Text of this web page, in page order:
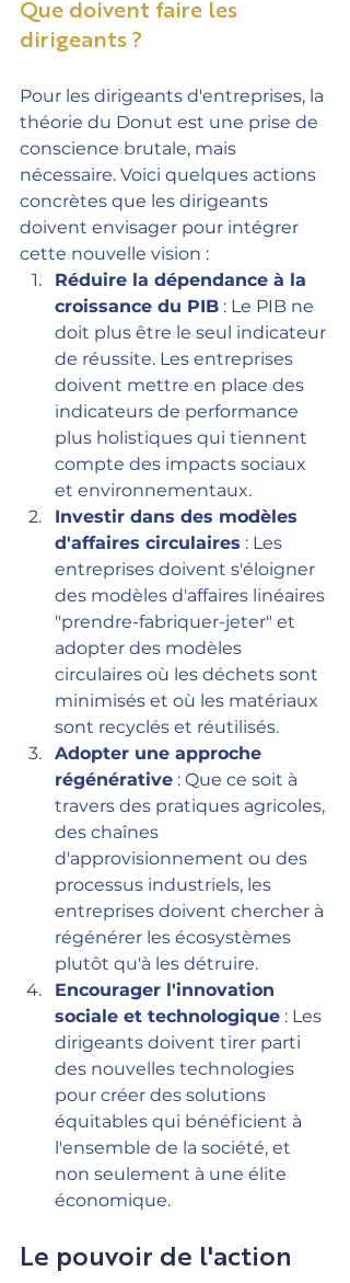
Que doivent faire les
dirigeants ?
Pour les dirigeants d'entreprises, la
théorie du Donut est une prise de
conscience brutale, mais
nécessaire. Voici quelques actions
concrètes que les dirigeants
doivent envisager pour intégrer
cette nouvelle vision :
Réduire la dépendance à la
croissance du PIB : Le PIB ne
doit plus être le seul indicateur
de réussite. Les entreprises
doivent mettre en place des
indicateurs de performance
plus holistiques qui tiennent
compte des impacts sociaux
et environnementaux.
Investir dans des modèles
d'affaires circulaires : Les
entreprises doivent s'éloigner
des modèles d'affaires linéaires
"prendre-fabriquer-jeter" et
adopter des modèles
circulaires où les déchets sont
minimisés et où les matériaux
sont recyclés et réutilisés.
Adopter une approche
régénérative : Que ce soit à
travers des pratiques agricoles,
des chaînes
d'approvisionnement ou des
processus industriels, les
entreprises doivent chercher à
régénérer les écosystèmes
plutôt qu'à les détruire.
Encourager l'innovation
sociale et technologique : Les
dirigeants doivent tirer parti
des nouvelles technologies
pour créer des solutions
équitables qui bénéficient à
l'ensemble de la société, et
non seulement à une élite
économique.
Le pouvoir de l'action